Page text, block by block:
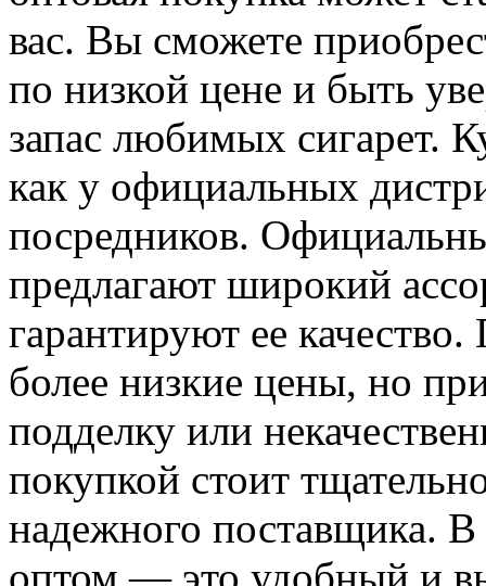
вас. Вы сможете
по низкой цене и быть
запас любимых сигарет.
как у официальных
посредников.
предлагают широкий
гарантируют ее
более низкие цены, но
подделку или
покупкой стоит
надежного поставщика. В
оптом — это удобный и